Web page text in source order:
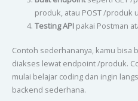
produk, atau POST /produk
Testing APIpakai Postman
Contoh sederhananya, kamu bisa
diakses lewat endpoint /produk.
mulai belajar coding dan ingin
backend sederhana.